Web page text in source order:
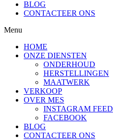
BLOG
CONTACTEER ONS
Menu
HOME
ONZE DIENSTEN
ONDERHOUD
HERSTELLINGEN
MAATWERK
VERKOOP
OVER MES
INSTAGRAM FEED
FACEBOOK
BLOG
CONTACTEER ONS